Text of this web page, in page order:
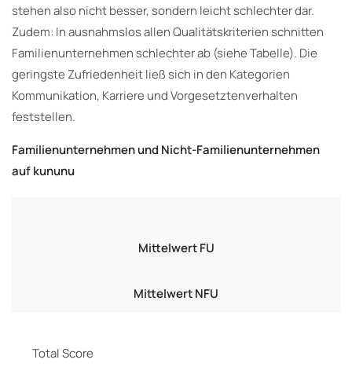
stehen also nicht besser, sondern leicht schlechter dar.
Zudem: In ausnahmslos allen Qualitätskriterien schnitten
Familienunternehmen schlechter ab (siehe Tabelle). Die
geringste Zufriedenheit ließ sich in den Kategorien
Kommunikation, Karriere und Vorgesetztenverhalten
feststellen.
Familienunternehmen und Nicht-Familienunternehmen
auf kununu
Mittelwert FU
Mittelwert NFU
Total Score